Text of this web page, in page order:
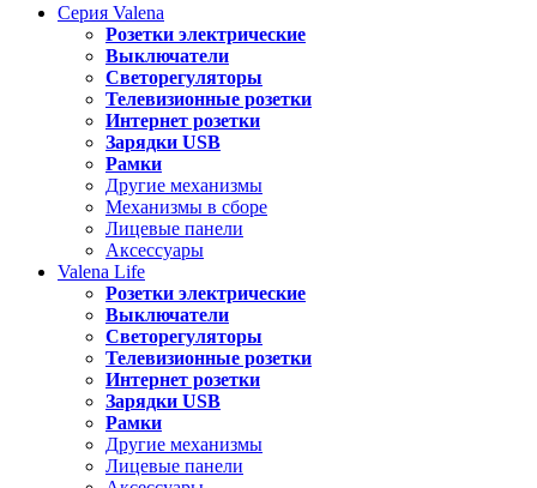
Серия Valena
Розетки электрические
Выключатели
Светорегуляторы
Телевизионные розетки
Интернет розетки
Зарядки USB
Рамки
Другие механизмы
Механизмы в сборе
Лицевые панели
Аксессуары
Valena Life
Розетки электрические
Выключатели
Светорегуляторы
Телевизионные розетки
Интернет розетки
Зарядки USB
Рамки
Другие механизмы
Лицевые панели